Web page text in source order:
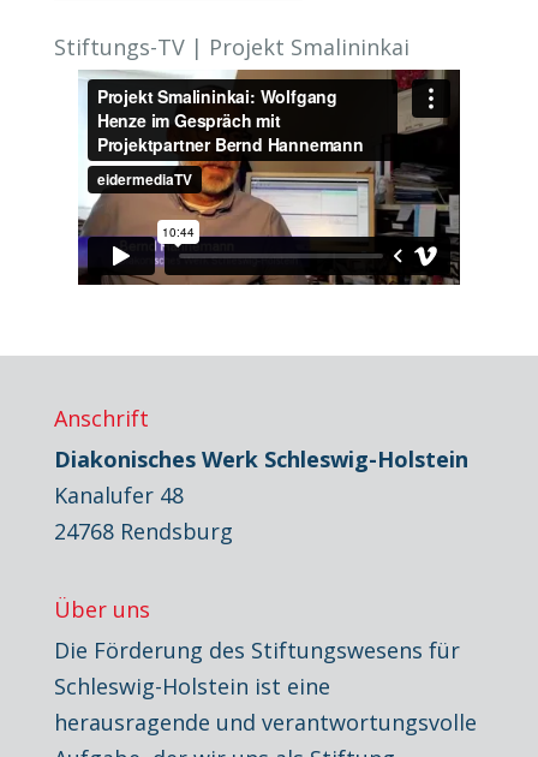
Stiftungs-TV | Projekt Smalininkai
Anschrift
Diakonisches Werk Schleswig-Holstein
Kanalufer 48
24768 Rendsburg
Über uns
Die Förderung des Stiftungswesens für
Schleswig-Holstein ist eine
herausragende und verantwortungsvolle